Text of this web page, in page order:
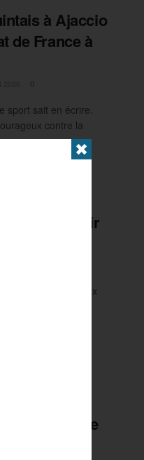
à Ajaccio
de France à
sport sait en écrire.
contre la
découvrir
Biguglia, située aux
d'envoi d'une
prêts à faire
✖